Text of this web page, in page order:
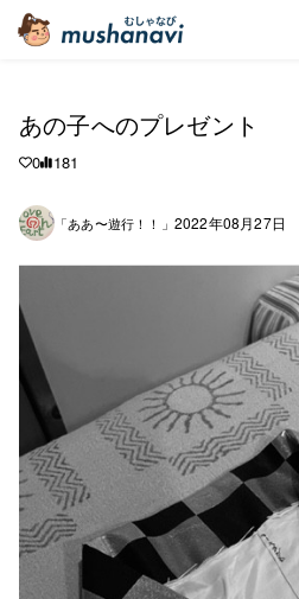
あの子へのプレゼント
0 181
「ああ〜遊行！！」 2022年08月27日